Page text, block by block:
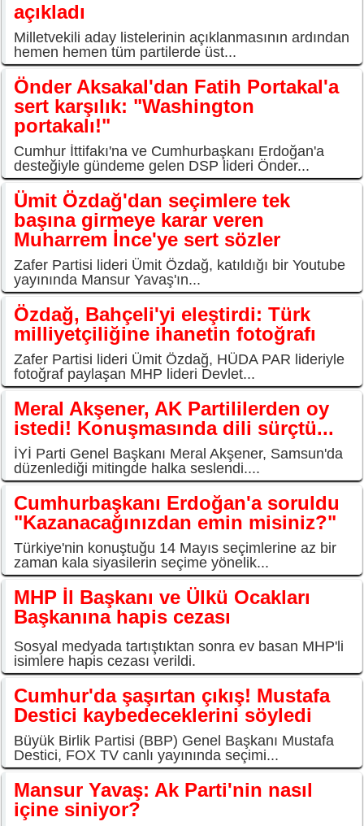
açıkladı
Milletvekili aday listelerinin açıklanmasının ardından
hemen hemen tüm partilerde üst...
Önder Aksakal'dan Fatih Portakal'a
sert karşılık: "Washington
portakalı!"
Cumhur İttifakı'na ve Cumhurbaşkanı Erdoğan'a
desteğiyle gündeme gelen DSP lideri Önder...
Ümit Özdağ'dan seçimlere tek
başına girmeye karar veren
Muharrem İnce'ye sert sözler
Zafer Partisi lideri Ümit Özdağ, katıldığı bir Youtube
yayınında Mansur Yavaş'ın...
Özdağ, Bahçeli'yi eleştirdi: Türk
milliyetçiliğine ihanetin fotoğrafı
Zafer Partisi lideri Ümit Özdağ, HÜDA PAR lideriyle
fotoğraf paylaşan MHP lideri Devlet...
Meral Akşener, AK Partililerden oy
istedi! Konuşmasında dili sürçtü...
İYİ Parti Genel Başkanı Meral Akşener, Samsun'da
düzenlediği mitingde halka seslendi....
Cumhurbaşkanı Erdoğan'a soruldu
"Kazanacağınızdan emin misiniz?"
Türkiye'nin konuştuğu 14 Mayıs seçimlerine az bir
zaman kala siyasilerin seçime yönelik...
MHP İl Başkanı ve Ülkü Ocakları
Başkanına hapis cezası
Sosyal medyada tartıştıktan sonra ev basan MHP'li
isimlere hapis cezası verildi.
Cumhur'da şaşırtan çıkış! Mustafa
Destici kaybedeceklerini söyledi
Büyük Birlik Partisi (BBP) Genel Başkanı Mustafa
Destici, FOX TV canlı yayınında seçimi...
Mansur Yavaş: Ak Parti'nin nasıl
içine siniyor?